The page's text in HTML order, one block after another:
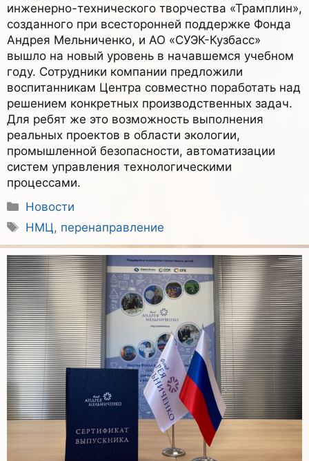
инженерно-технического творчества «Трамплин»,
созданного при всесторонней поддержке Фонда
Андрея Мельниченко, и АО «СУЭК-Кузбасс»
вышло на новый уровень в начавшемся учебном
году. Сотрудники компании предложили
воспитанникам Центра совместно поработать над
решением конкретных производственных задач.
Для ребят же это возможность выполнения
реальных проектов в области экологии,
промышленной безопасности, автоматизации
систем управления технологическими
процессами.
Рубрики
Новости
Метки
НМЦ, перенаправление